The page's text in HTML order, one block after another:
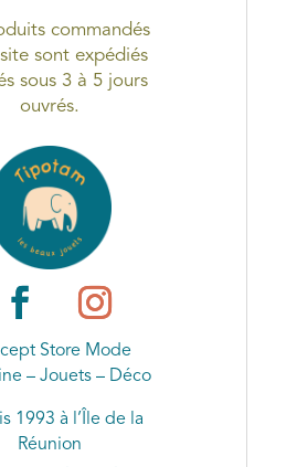
commandés
sont expédiés
sous 3 à 5 jours
ouvrés.
Store Mode
– Jouets – Déco
1993 à l’Île de la
Réunion